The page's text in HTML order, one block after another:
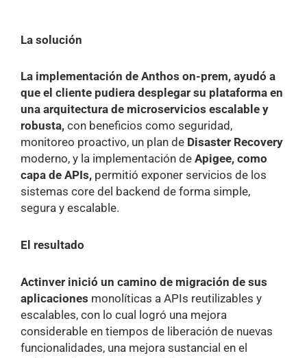
La solución
La implementación de Anthos on-prem, ayudó a
que el cliente pudiera desplegar su plataforma en
una arquitectura de microservicios escalable y
robusta, con beneficios como seguridad,
monitoreo proactivo, un plan de Disaster Recovery
moderno, y la implementación de Apigee, como
capa de APIs, permitió exponer servicios de los
sistemas core del backend de forma simple,
segura y escalable.
El resultado
Actinver inició un camino de migración de sus
aplicaciones monolíticas a APIs reutilizables y
escalables, con lo cual logró una mejora
considerable en tiempos de liberación de nuevas
funcionalidades, una mejora sustancial en el